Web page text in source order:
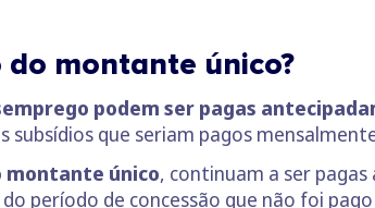
montante único?
podem ser pagas
que seriam pagos
montante único, continuam a ser
período de concessão que não foi pago